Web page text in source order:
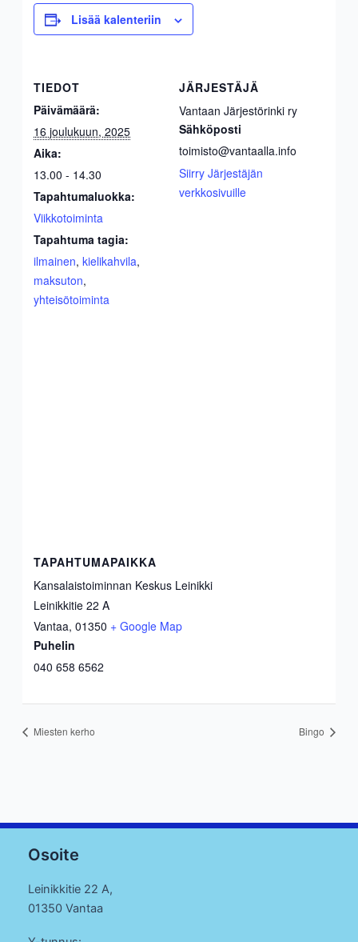
Lisää kalenteriin
TIEDOT
Päivämäärä:
16 joulukuun, 2025
Aika:
13.00 - 14.30
Tapahtumaluokka:
Viikkotoiminta
Tapahtuma tagia:
ilmainen,kielikahvila,
maksuton,
yhteisötoiminta
JÄRJESTÄJÄ
Vantaan Järjestörinki ry
Sähköposti
toimisto@vantaalla.info
Siirry Järjestäjän
verkkosivuille
TAPAHTUMAPAIKKA
Kansalaistoiminnan Keskus Leinikki
Leinikkitie 22 A
Vantaa, 01350 + Google Map
Puhelin
040 658 6562
Miesten kerho Bingo
Osoite
Leinikkitie 22 A,
01350 Vantaa